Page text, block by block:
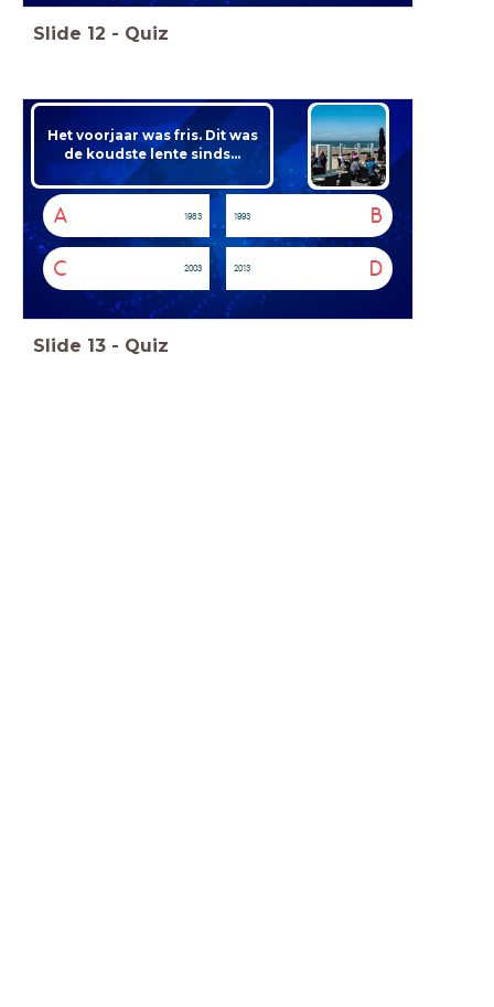
Slide 12 - Quiz
Het voorjaar was fris. Dit was
de koudste lente sinds...
A 1983 B
1993
C 2003 D
2013
Slide 13 - Quiz